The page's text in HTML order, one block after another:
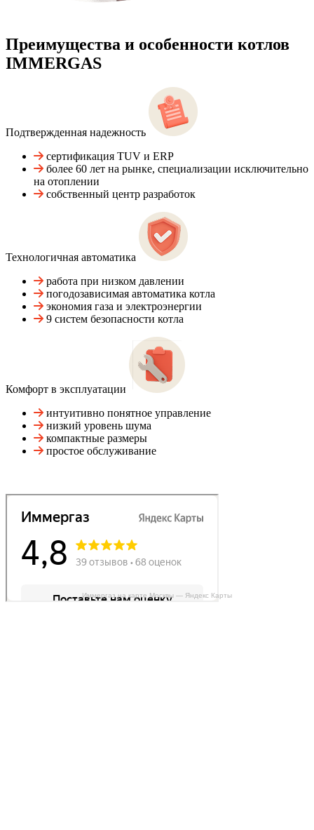
Преимущества и особенности котлов
IMMERGAS
Подтвержденная надежность
сертификация TUV и ERP
более 60 лет на рынке, специализации исключительно
на отоплении
собственный центр разработок
Технологичная автоматика
работа при низком давлении
погодозависимая автоматика котла
экономия газа и электроэнергии
9 систем безопасности котла
Комфорт в эксплуатации
интуитивно понятное управление
низкий уровень шума
компактные размеры
простое обслуживание
Иммергаз на карте Москвы — Яндекс Карты